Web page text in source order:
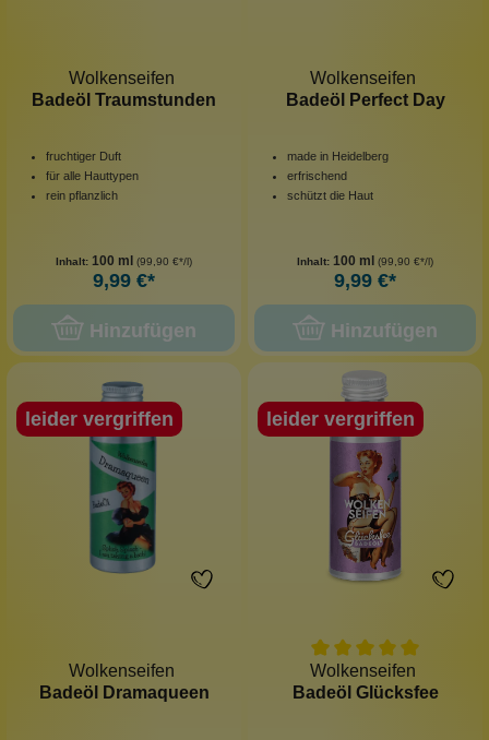
Wolkenseifen
Badeöl Traumstunden
fruchtiger Duft
für alle Hauttypen
rein pflanzlich
Inhalt: 100 ml (99,90 €*/l)
9,99 €*
Hinzufügen
Wolkenseifen
Badeöl Perfect Day
made in Heidelberg
erfrischend
schützt die Haut
Inhalt: 100 ml (99,90 €*/l)
9,99 €*
Hinzufügen
leider vergriffen
Wolkenseifen
Badeöl Dramaqueen
leider vergriffen
Wolkenseifen
Badeöl Glücksfee